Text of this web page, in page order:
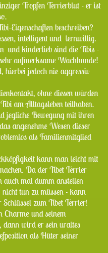
Tropfen Terrierblut - er ist
Eigenschaften beschreiben?
intelligent und lernwillig.
und kinderlieb sind die Tibis -
aufmerksame Wachhunde!
hierbei jedoch nie aggressiv
ohne diesen würden
am Alltagsleben teilhaben.
jegliche Bewegung mit ihren
angenehme Wesen dieser
als Familienmitglied
kann man leicht mit
Da der Tibet Terrier
auch mal dumm anstellen
tun zu müssen - kann
zum Tibet Terrier!
Charme und seinem
dann wird er sein uraltes
als Hüter seiner